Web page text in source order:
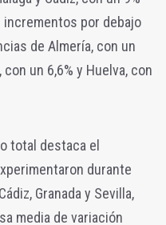
incrementos por debajo
de Almería, con un
con un 6,6% y Huelva, con
total destaca el
durante
Granada y Sevilla,
media de variación